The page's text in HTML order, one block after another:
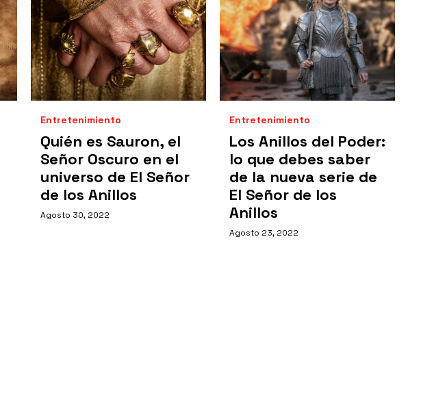
Entretenimiento
Quién es Sauron, el
Señor Oscuro en el
universo de El Señor
de los Anillos
Agosto 30, 2022
Entretenimiento
Los Anillos del Poder:
lo que debes saber
de la nueva serie de
El Señor de los
Anillos
Agosto 23, 2022